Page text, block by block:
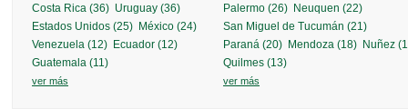
SALGUERO FÚTBOL más info »
Costa Rica (36) Uruguay (36)
Estados Unidos (25) México (24)
Venezuela (12) Ecuador (12)
Guatemala (11)
ver más
Palermo (26) Neuquen (22)
San Miguel de Tucumán (21)
Paraná (20) Mendoza (18) Nuñez
Quilmes (13)
ver más